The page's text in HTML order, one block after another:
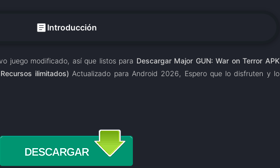
article Introducción
juego modificado, así que listos para Descargar Major GUN: War on Terror APK
ilimitados) Actualizado para Android 2026, Espero que lo disfruten y lo